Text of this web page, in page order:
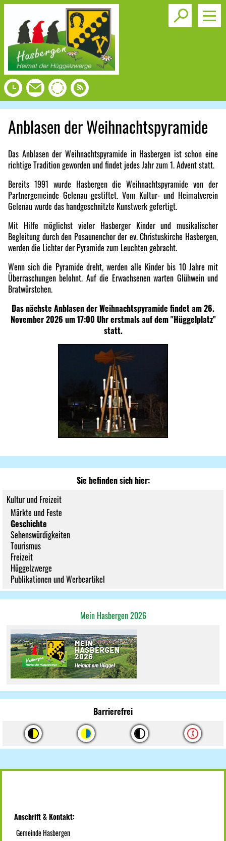
Toggle
Anblasen der Weihnachtspyramide
Das Anblasen der Weihnachtspyramide in Hasbergen ist schon eine
richtige Tradition geworden und findet jedes Jahr zum 1. Advent statt.
Bereits 1991 wurde Hasbergen die Weihnachtspyramide von der
Partnergemeinde Gelenau gestiftet. Vom Kultur- und Heimatverein
Gelenau wurde das handgeschnitzte Kunstwerk gefertigt.
Mit Hilfe möglichst vieler Hasberger Kinder und musikalischer
Begleitung durch den Posaunenchor der ev. Christuskirche Hasbergen,
werden die Lichter der Pyramide zum Leuchten gebracht.
Wenn sich die Pyramide dreht, werden alle Kinder bis 10 Jahre mit
Überraschungen belohnt. Auf die Erwachsenen warten Glühwein und
Bratwürstchen.
Das nächste Anblasen der Weihnachtspyramide findet am 26.
November 2026 um 17:00 Uhr erstmals auf dem "Hüggelplatz"
statt.
Sie befinden sich hier:
Kultur und Freizeit
Märkte und Feste
Geschichte
Sehenswürdigkeiten
Tourismus
Freizeit
Hüggelzwerge
Publikationen und Werbeartikel
Mein Hasbergen 2026
Barrierefrei
Anschrift & Kontakt:
Gemeinde Hasbergen